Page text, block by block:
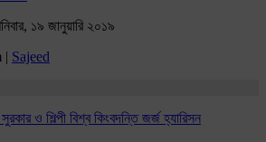
১৯ জানুয়ারি ২০১৯
| Sajeed